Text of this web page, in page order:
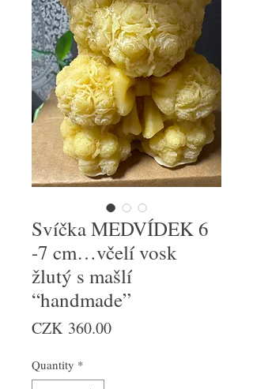
Svíčka MEDVÍDEK 6
-7 cm…včelí vosk
žlutý s mašlí
“handmade”
CZK 360.00Price
Quantity *